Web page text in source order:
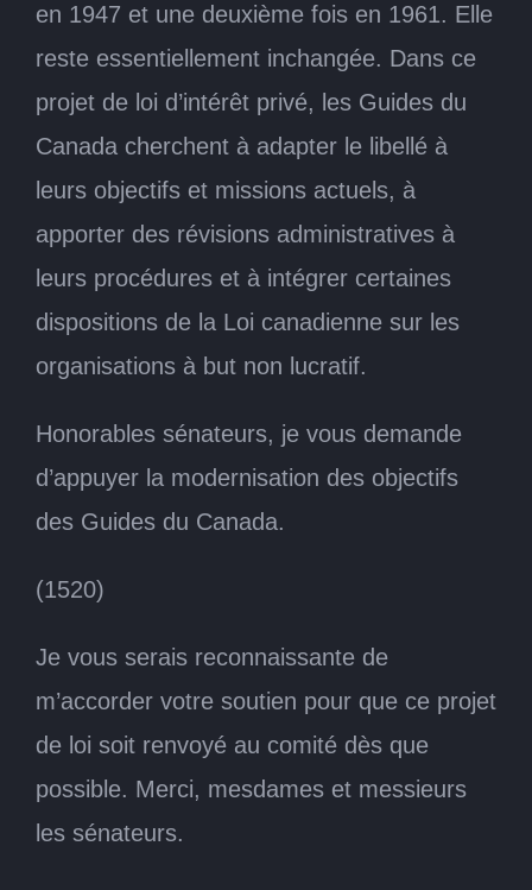
en 1947 et une deuxième fois en 1961. Elle
reste essentiellement inchangée. Dans ce
projet de loi d’intérêt privé, les Guides du
Canada cherchent à adapter le libellé à
leurs objectifs et missions actuels, à
apporter des révisions administratives à
leurs procédures et à intégrer certaines
dispositions de la Loi canadienne sur les
organisations à but non lucratif.
Honorables sénateurs, je vous demande
d’appuyer la modernisation des objectifs
des Guides du Canada.
(1520)
Je vous serais reconnaissante de
m’accorder votre soutien pour que ce projet
de loi soit renvoyé au comité dès que
possible. Merci, mesdames et messieurs
les sénateurs.